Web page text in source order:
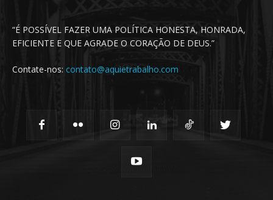
“É POSSÍVEL FAZER UMA POLÍTICA HONESTA, HONRADA,
EFICIENTE E QUE AGRADE O CORAÇÃO DE DEUS.”
Contate-nos: contato@aquietrabalho.com